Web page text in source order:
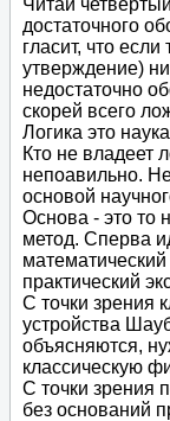
достаточного
гласит, что
утверждение)
недостаточно
скорей всего
Логика это
Кто не владеет
непоавильно.
основой
Основа - это то
метод. Сперва
математический
практический
С точки зрения
устройства
объясняются,
классическую
С точки зрения
без оснований